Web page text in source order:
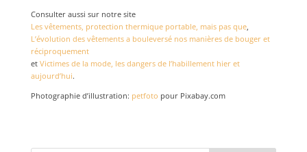
Consulter aussi sur notre site
Les vêtements, protection thermique portable, mais pas que,
L’évolution des vêtements a bouleversé nos manières de bouger et
réciproquement
et Victimes de la mode, les dangers de l’habillement hier et
aujourd’hui.
Photographie d’illustration: petfoto pour Pixabay.com